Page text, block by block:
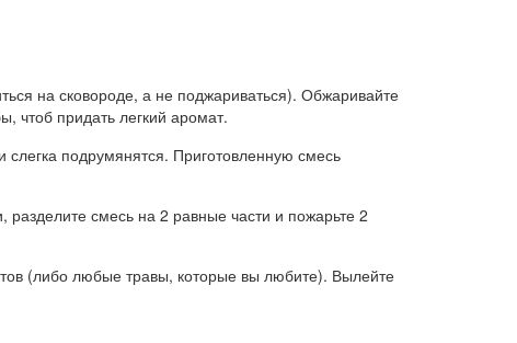
на сковороде, а не поджариваться). Обжаривайте
чтоб придать легкий аромат.
слегка подрумянятся. Приготовленную смесь
смесь на 2 равные части и пожарьте 2
(либо любые травы, которые вы любите). Вылейте